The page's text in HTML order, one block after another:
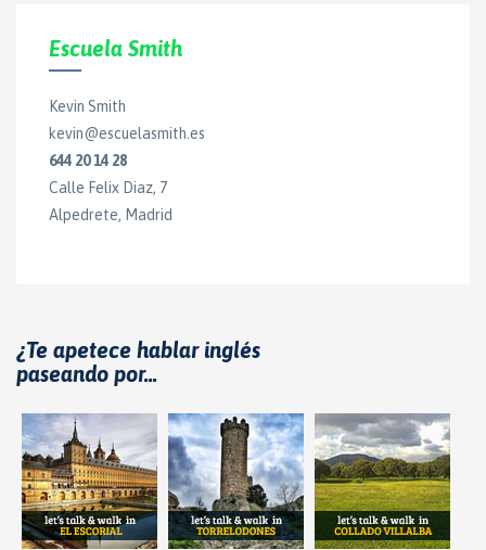
Escuela Smith
Kevin Smith
kevin@escuelasmith.es
644 20 14 28
Calle Felix Diaz, 7
Alpedrete, Madrid
¿Te apetece hablar inglés
paseando por...